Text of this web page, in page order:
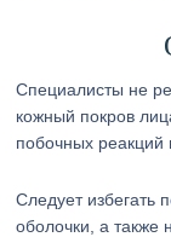
Специалисты не
кожный покров
побочных реакций
Следует избегать
оболочки, а также